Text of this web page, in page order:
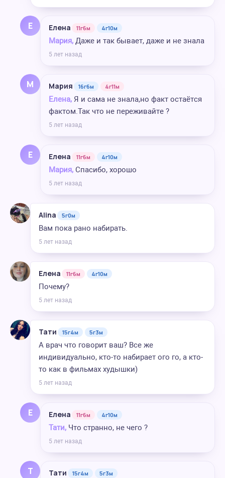
Е Елена 11г6м 4г10м
Мария, Даже и так бывает, даже и не знала
5 лет назад
М Мария 16г6м 4г11м
Елена, Я и сама не знала,но факт остаётся
фактом.Так что не переживайте ?
5 лет назад
Е Елена 11г6м 4г10м
Мария, Спасибо, хорошо
5 лет назад
Alina 5г0м
Вам пока рано набирать.
5 лет назад
Елена 11г6м 4г10м
Почему?
5 лет назад
Тати 15г4м 5г3м
А врач что говорит ваш? Все же
индивидуально, кто-то набирает ого го, а кто-
то как в фильмах худышки)
5 лет назад
Е Елена 11г6м 4г10м
Тати, Что странно, не чего ?
5 лет назад
Т Тати 15г4м 5г3м